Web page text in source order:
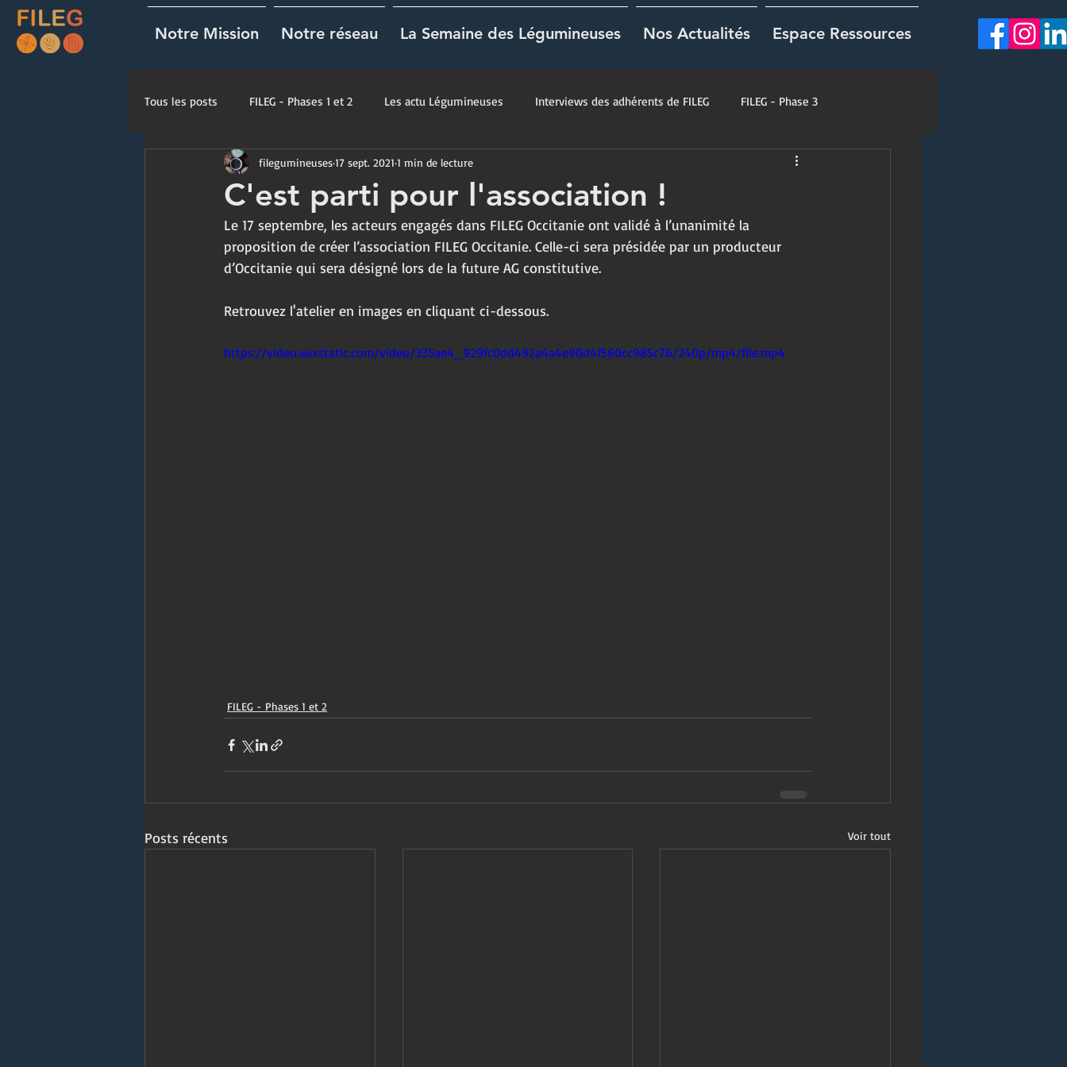
Notre Mission Notre réseau La Semaine des Légumineuses Nos Actualités Espace Ressources
Tous les posts FILEG - Phases 1 et 2 Les actu Légumineuses Interviews des adhérents de FILEG FILEG - Phase 3
Fiches Techniques
C'est parti pour l'association !
filegumineuses17 sept. 2021 1 min de lecture
Le 17 septembre, les acteurs engagés dans FILEG Occitanie ont validé à l’unanimité la
proposition de créer l’association FILEG Occitanie. Celle-ci sera présidée par un producteur
d’Occitanie qui sera désigné lors de la future AG constitutive.
Retrouvez l'atelier en images en cliquant ci-dessous.
https://video.wixstatic.com/video/335ae4_929fc0dd492a4a4e90d4f560cc985c76/240p/mp4/file.mp4
FILEG - Phases 1 et 2
Posts récents Voir tout